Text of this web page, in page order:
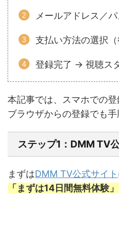
メールアドレス／
支払い方法の選択（
登録完了 → 視聴ス
本記事では、スマホでの登
ブラウザからの登録でも手
ステップ1：DMM TV
まずはDMM TV公式サイト
「まずは14日間無料体験